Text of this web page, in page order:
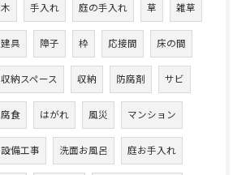
木 手入れ 庭の手入れ 草 雑草
建具 障子 枠 応接間 床の間
収納スペース 収納 防腐剤 サビ
腐食 はがれ 風災 マンション
設備工事 洗面お風呂 庭お手入れ